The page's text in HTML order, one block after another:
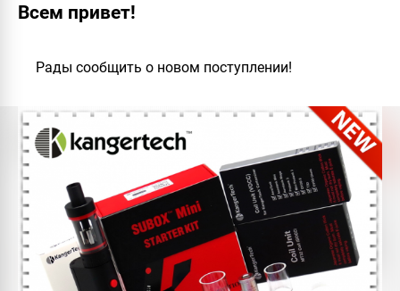
Всем привет!
Рады сообщить о новом поступлении!